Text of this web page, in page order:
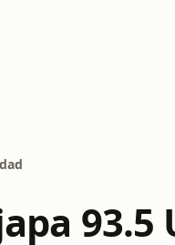
93.5